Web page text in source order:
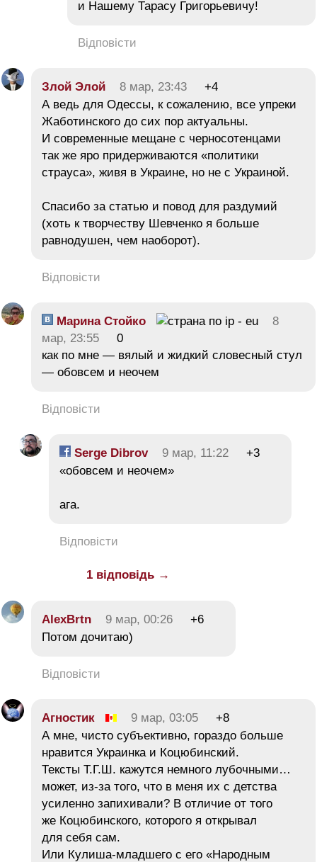
и Нашему Тарасу Григорьевичу!
Відповісти
Злой Элой 8 мар, 23:43
+4
А ведь для Одессы, к сожалению, все упреки
Жаботинского до сих пор актуальны.
И современные мещане с черносотенцами
так же яро придерживаются «политики
страуса», живя в Украине, но не с Украиной.
Спасибо за статью и повод для раздумий
(хоть к творчеству Шевченко я больше
равнодушен, чем наоборот).
Відповісти
Марина Стойко
8
мар, 23:55
0
как по мне — вялый и жидкий словесный стул
— обовсем и неочем
Відповісти
Serge Dibrov 9 мар, 11:22
+3
«обовсем и неочем»
ага.
Відповісти
1 відповідь →
AlexBrtn 9 мар, 00:26
+6
Потом дочитаю)
Відповісти
Агностик 9 мар, 03:05
+8
А мне, чисто субъективно, гораздо больше
нравится Украинка и Коцюбинский.
Тексты Т.Г.Ш. кажутся немного лубочными…
может, из-за того, что в меня их с детства
усиленно запихивали? В отличие от того
же Коцюбинского, которого я открывал
для себя сам.
Или Кулиша-младшего с его «Народным